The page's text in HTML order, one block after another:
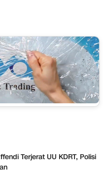
Terjerat UU KDRT, Polisi